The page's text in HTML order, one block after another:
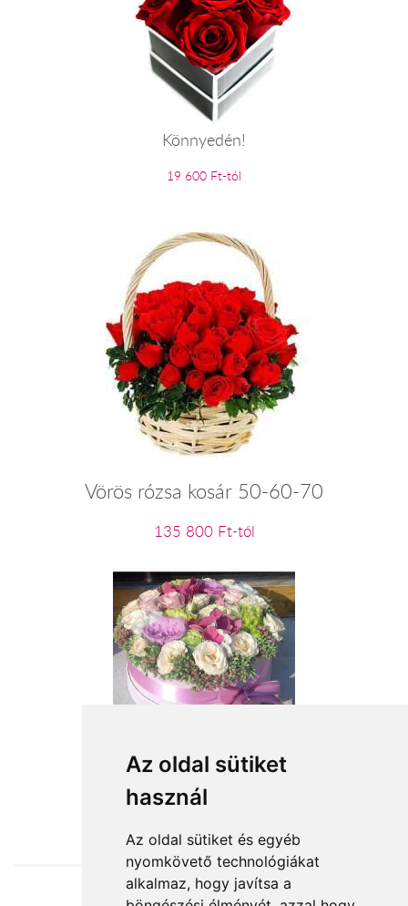
Az oldal sütiket
használ
Az oldal sütiket és egyéb
nyomkövető technológiákat
alkalmaz, hogy javítsa a
Könnyedén!
19 600 Ft-tól
Vörös rózsa kosár 50-60-70
135 800 Ft-tól
Érj hozzám!
29 200 Ft-tól